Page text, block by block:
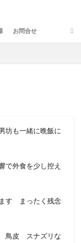
お問合せ
も一緒に晩飯に
外食を少し控え
す まったく残念
皮 スナズリな